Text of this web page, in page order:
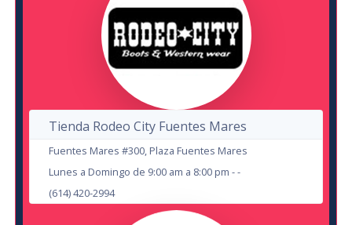
La Santa Cecilia
en Cd Juárez
Noche de Chicxs: Chismes de Terror
en Cd Juárez
Teatro IMSS
22
OCT
Veintidos Veintidos
en Cd Juárez
Tienda Rodeo City Fuentes Mares
Fuentes Mares #300, Plaza Fuentes Mares
Lunes a Domingo de 9:00 am a 8:00 pm - -
(614) 420-2994